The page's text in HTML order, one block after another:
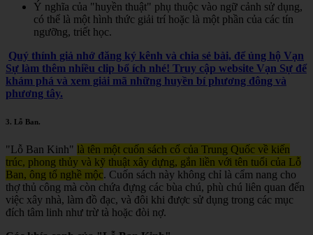
Ý nghĩa của "huyền thuật" phụ thuộc vào ngữ cảnh sử dụng,
có thể là một hình thức giải trí hoặc là một phần của các tín
ngưỡng, triết học.
Quý thính giả nhớ đăng ký kênh và chia sẻ bài, để ủng hộ Vạn
Sự làm thêm nhiều clip bổ ích nhé! Truy cập website Vạn Sự để
khám phá và xem giải mã những huyền bí phương đông và
phương tây.
3. Lỗ Ban.
"Lỗ Ban Kinh" là tên một cuốn sách cổ của Trung Quốc về kiến
trúc, phong thủy và kỹ thuật xây dựng, gắn liền với tên tuổi của Lỗ
Ban, ông tổ nghề mộc. Cuốn sách này không chỉ là cẩm nang cho
thợ thủ công mà còn chứa đựng các bùa chú, phù chú liên quan đến
việc xây nhà, làm đồ đạc, và đôi khi được sử dụng trong các mục
đích tâm linh như trừ tà hoặc đòi nợ.